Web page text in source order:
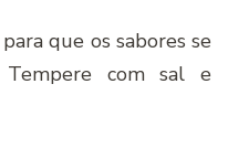
que os sabores se
Tempere com sal e